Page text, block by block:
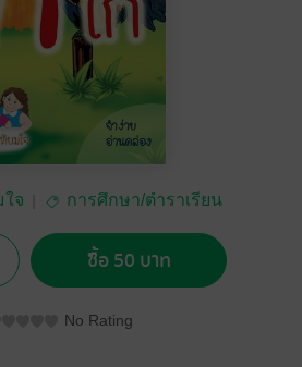
จ การศึกษา/ตำราเรียน
ซื้อ 50 บาท
No Rating